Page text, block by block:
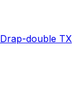
double TX